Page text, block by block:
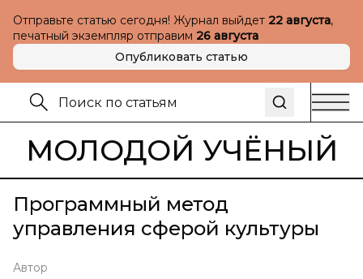
Отправьте статью сегодня! Журнал выйдет 22 августа,
печатный экземпляр отправим 26 августа
Опубликовать статью
МОЛОДОЙ УЧЁНЫЙ
Программный метод
управления сферой культуры
Автор